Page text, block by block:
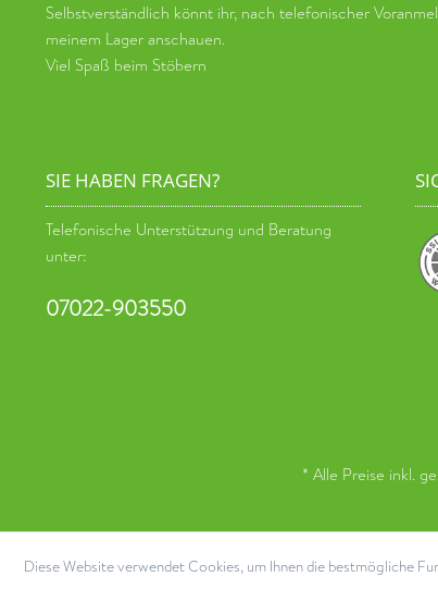
Selbstverständlich könnt ihr, nach telefonischer
meinem Lager anschauen.
Viel Spaß beim Stöbern
SIE HABEN FRAGEN?
Telefonische Unterstützung und Beratung
unter:
07022-903550
* Alle Preise inkl.
Diese Website verwendet Cookies, um Ihnen die bestmögliche